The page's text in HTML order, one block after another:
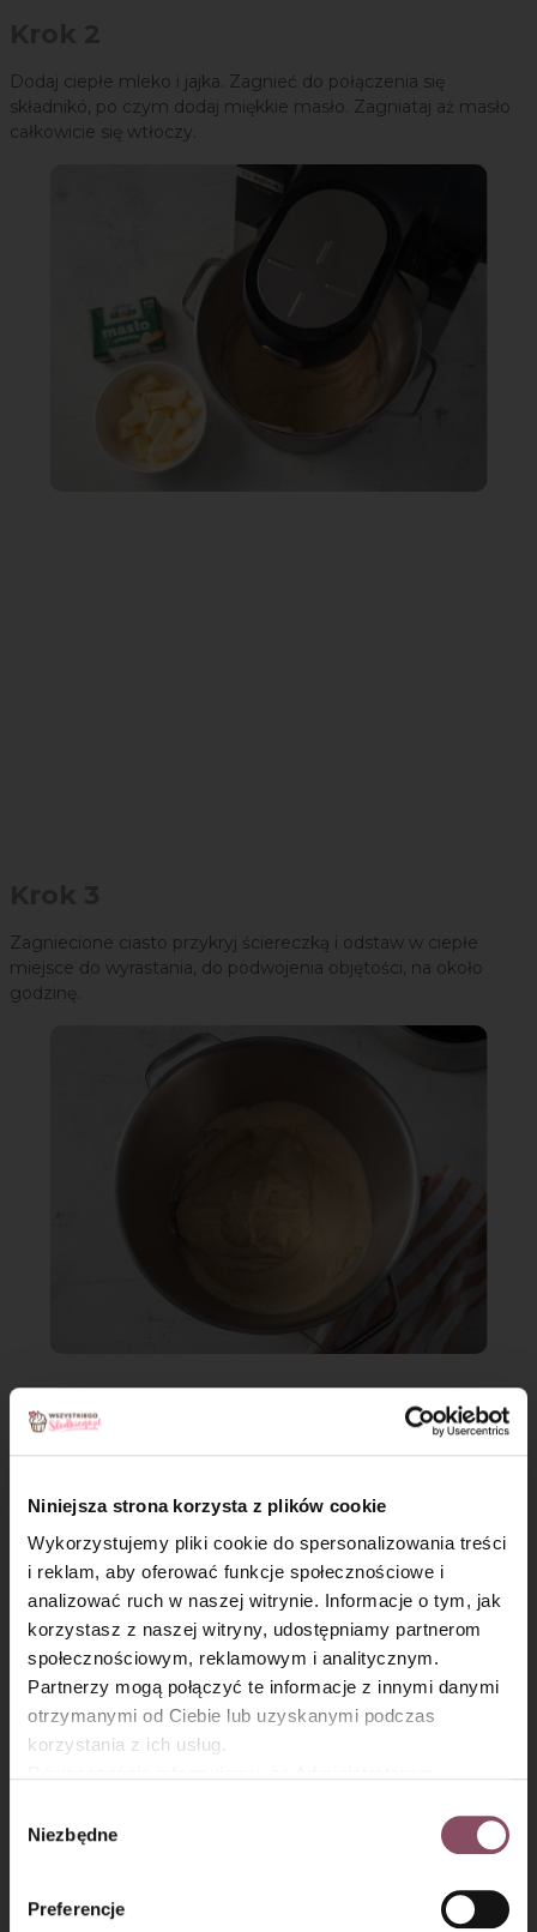
Niniejsza strona korzysta z plików cookie
Wykorzystujemy pliki cookie do spersonalizowania treści
i reklam, aby oferować funkcje społecznościowe i
analizować ruch w naszej witrynie. Informacje o tym, jak
korzystasz z naszej witryny, udostępniamy partnerom
społecznościowym, reklamowym i analitycznym.
Partnerzy mogą połączyć te informacje z innymi danymi
otrzymanymi od Ciebie lub uzyskanymi podczas
korzystania z ich usług.
Gdańsk (80-339) adres: Dickmana 14/15 więcej
informacji o przetwarzaniu danych osobowych oraz
Polityce
prywatności.
zgody
Niezbędne
Preferencje
Dodaj ciepłe mleko i jajka. Zagnieć do połączenia się
składnikó, po czym dodaj miękkie masło. Zagniataj aż masło
całkowicie się wtłoczy.
Zagniecione ciasto przykryj ściereczką i odstaw w ciepłe
miejsce do wyrastania, do podwojenia objętości, na około
godzinę.
Krok 4
Dno dużej blaszki 38 x 25 cm wyłóż papierem do pieczenia.
Kruszonka
Krok 5
×